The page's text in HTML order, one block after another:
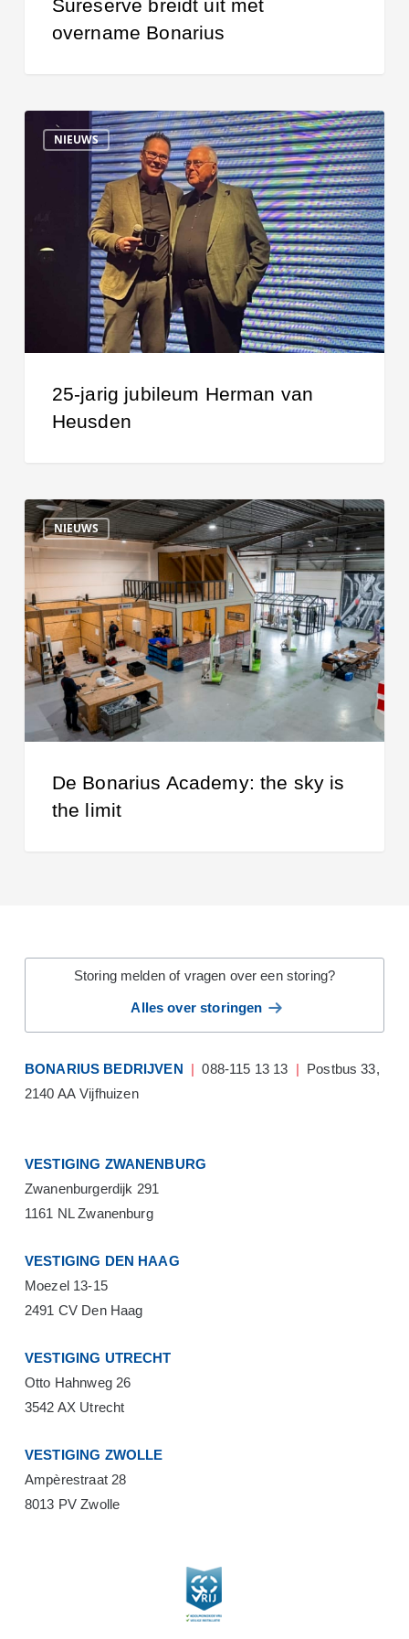
Sureserve breidt uit met
overname Bonarius
NIEUWS
jarig
25-jarig jubileum Herman van
Heusden
NIEUWS
De
Bonarius
Academy:
sky
is
the
limit
De Bonarius Academy: the sky is
the limit
Storing melden of vragen over een storing?
Alles over storingen
BONARIUS BEDRIJVEN | 088-115 13 13 | Postbus 33,
2140 AA Vijfhuizen
VESTIGING ZWANENBURG
Zwanenburgerdijk 291
1161 NL Zwanenburg
VESTIGING DEN HAAG
Moezel 13-15
2491 CV Den Haag
VESTIGING UTRECHT
Otto Hahnweg 26
3542 AX Utrecht
VESTIGING ZWOLLE
Ampèrestraat 28
8013 PV Zwolle